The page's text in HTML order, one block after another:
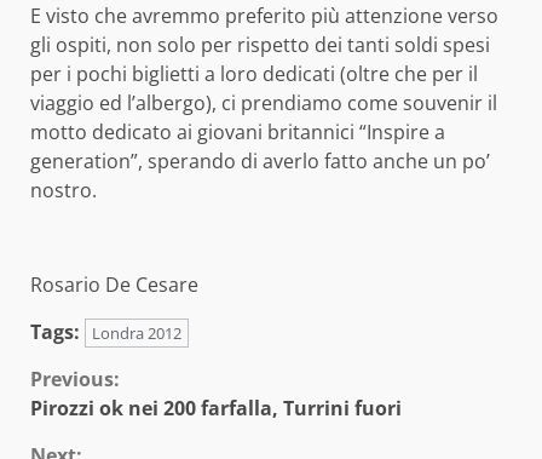
E visto che avremmo preferito più attenzione verso
gli ospiti, non solo per rispetto dei tanti soldi spesi
per i pochi biglietti a loro dedicati (oltre che per il
viaggio ed l’albergo), ci prendiamo come souvenir il
motto dedicato ai giovani britannici “Inspire a
generation”, sperando di averlo fatto anche un po’
nostro.
Rosario De Cesare
Tags:
Londra 2012
Continue
Previous:
Pirozzi ok nei 200 farfalla, Turrini fuori